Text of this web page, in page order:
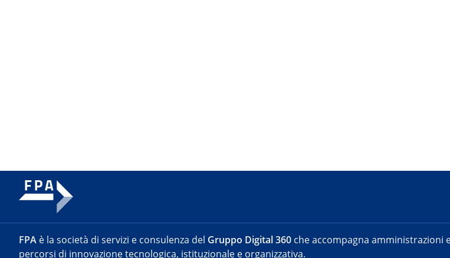
FPA è la società di servizi e consulenza del Gruppo Digital 360 che accompagna amministrazioni
percorsi di innovazione tecnologica, istituzionale e organizzativa.